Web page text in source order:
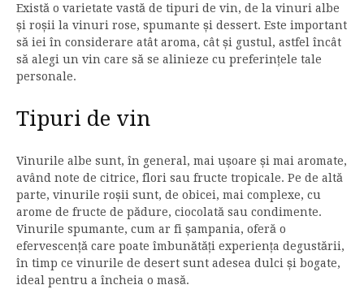
Există o varietate vastă de tipuri de vin, de la vinuri albe
și roșii la vinuri rose, spumante și dessert. Este important
să iei în considerare atât aroma, cât și gustul, astfel încât
să alegi un vin care să se alinieze cu preferințele tale
personale.
Tipuri de vin
Vinurile albe sunt, în general, mai ușoare și mai aromate,
având note de citrice, flori sau fructe tropicale. Pe de altă
parte, vinurile roșii sunt, de obicei, mai complexe, cu
arome de fructe de pădure, ciocolată sau condimente.
Vinurile spumante, cum ar fi șampania, oferă o
efervescență care poate îmbunătăți experiența degustării,
în timp ce vinurile de desert sunt adesea dulci și bogate,
ideal pentru a încheia o masă.